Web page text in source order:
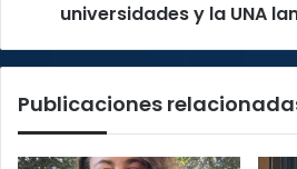
advertenciauniversidades y la UNA
Publicaciones